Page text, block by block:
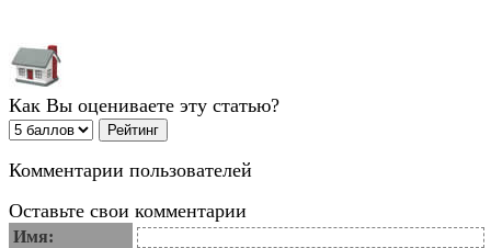
Как Вы оцениваете эту статью?
Комментарии пользователей
Оставьте свои комментарии
Имя: